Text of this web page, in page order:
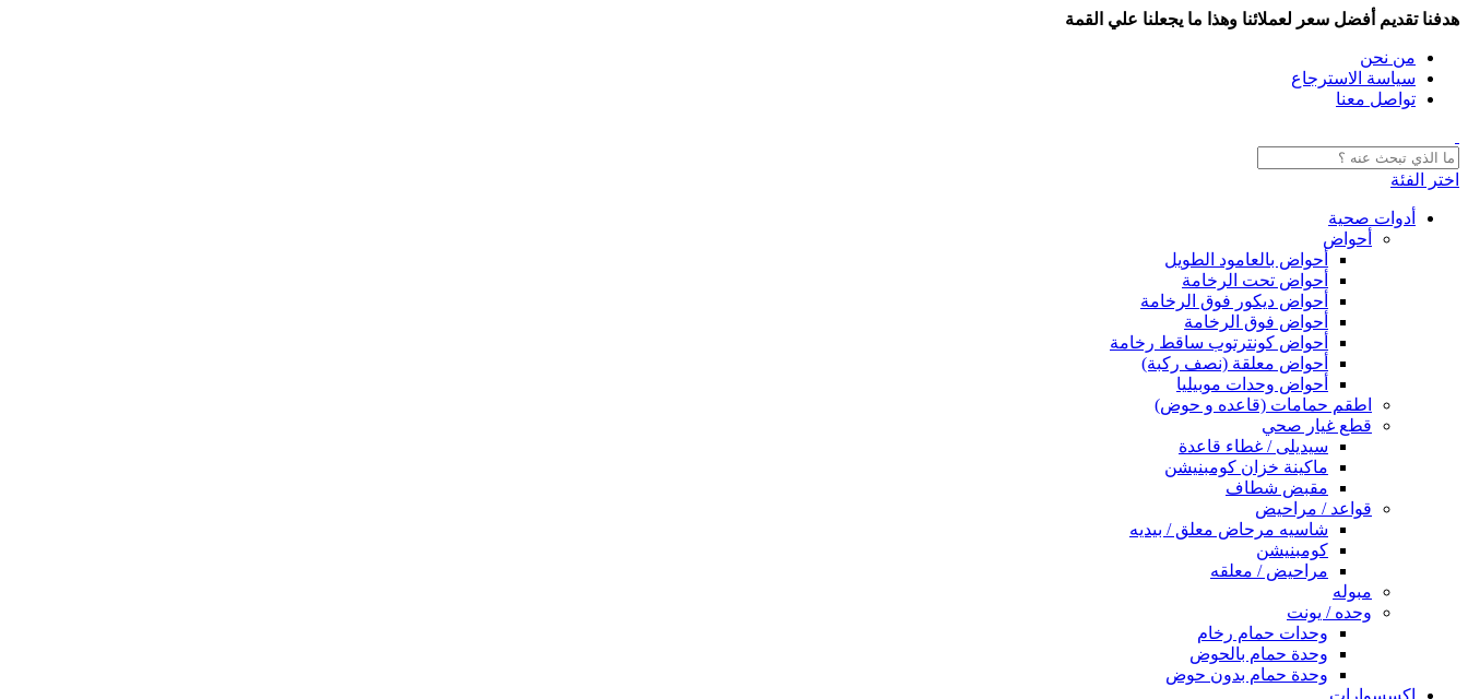
هدفنا تقديم أفضل سعر لعملائنا وهذا ما يجعلنا علي القمة
من نحن
سياسة الاسترجاع
تواصل معنا
اختر الفئة
أدوات صحية
أحواض
أحواض بالعامود الطويل
أحواض تحت الرخامة
أحواض ديكور فوق الرخامة
أحواض فوق الرخامة
أحواض كونترتوب ساقط رخامة
أحواض معلقة (نصف ركبة)
أحواض وحدات موبيليا
اطقم حمامات (قاعده و حوض)
قطع غيار صحي
سيديلى / غطاء قاعدة
ماكينة خزان كومبنيشن
مقبض شطاف
قواعد / مراحيض
شاسيه مرحاض معلق / بيديه
كومبنيشن
مراحيض / معلقه
مبوله
وحده / يونت
وحدات حمام رخام
وحدة حمام بالحوض
وحدة حمام بدون حوض
إكسسوارات